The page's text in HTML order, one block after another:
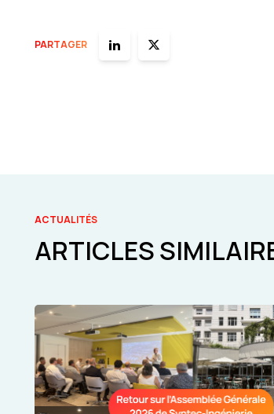
PARTAGER
ACTUALITÉS
ARTICLES